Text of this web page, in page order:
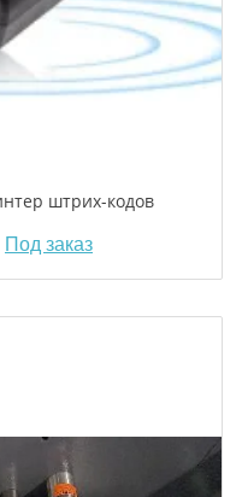
штрих-кодов
Под заказ